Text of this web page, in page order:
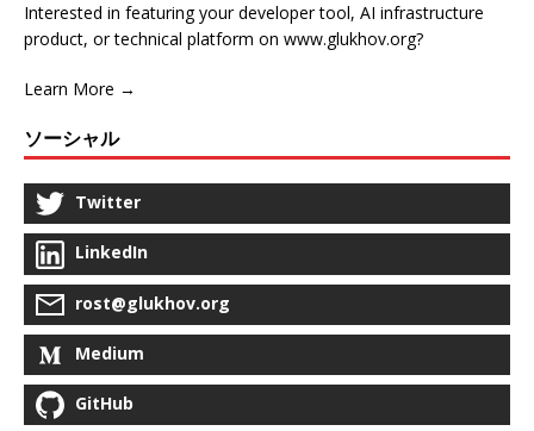
Interested in featuring your developer tool, AI infrastructure
product, or technical platform on www.glukhov.org?
Learn More →
ソーシャル
Twitter
LinkedIn
rost@glukhov.org
Medium
GitHub